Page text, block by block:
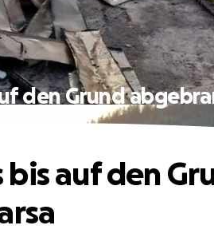
den Grund
auf den